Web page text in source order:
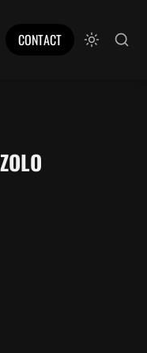
CONTACT